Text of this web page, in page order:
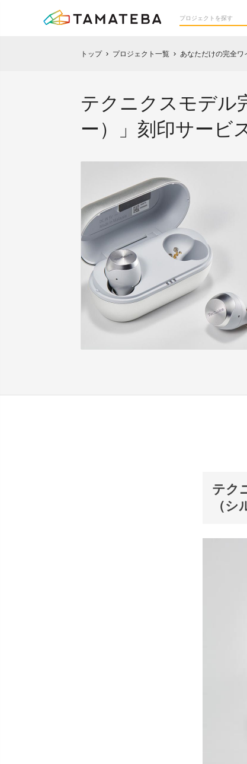
トップ chevron_right プロジェクト一覧 chevron_right あなただけの完全ワ
テクニクスモデル
ー）」刻印サービ
テク
（